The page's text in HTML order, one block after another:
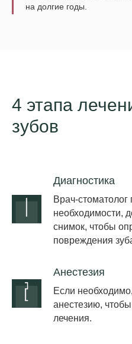
на долгие годы.
4 этапа
зубов
Диагностика
Врач-
необходимости,
снимок, чтобы
повреждения
Анестезия
Если
анестезию,
лечения.